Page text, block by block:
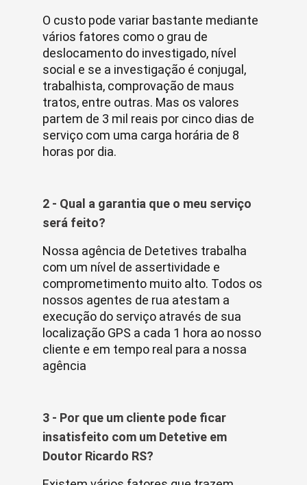
O custo pode variar bastante mediante
vários fatores como o grau de
deslocamento do investigado, nível
social e se a investigação é conjugal,
trabalhista, comprovação de maus
tratos, entre outras. Mas os valores
partem de 3 mil reais por cinco dias de
serviço com uma carga horária de 8
horas por dia.
2 - Qual a garantia que o meu serviço
será feito?
Nossa agência de Detetives trabalha
com um nível de assertividade e
comprometimento muito alto. Todos os
nossos agentes de rua atestam a
execução do serviço através de sua
localização GPS a cada 1 hora ao nosso
cliente e em tempo real para a nossa
agência
3 - Por que um cliente pode ficar
insatisfeito com um Detetive em
Doutor Ricardo RS?